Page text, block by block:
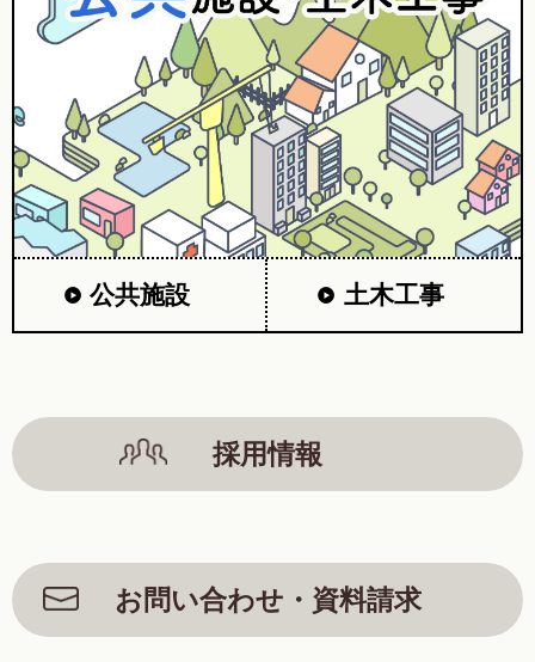
公共施設 土木工事
採用情報
お問い合わせ・資料請求